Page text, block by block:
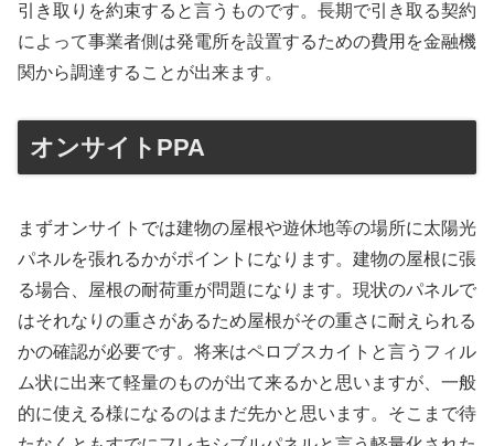
引き取りを約束すると言うものです。長期で引き取る契約
によって事業者側は発電所を設置するための費用を金融機
関から調達することが出来ます。
オンサイトPPA
まずオンサイトでは建物の屋根や遊休地等の場所に太陽光
パネルを張れるかがポイントになります。建物の屋根に張
る場合、屋根の耐荷重が問題になります。現状のパネルで
はそれなりの重さがあるため屋根がその重さに耐えられる
かの確認が必要です。将来はペロブスカイトと言うフィル
ム状に出来て軽量のものが出て来るかと思いますが、一般
的に使える様になるのはまだ先かと思います。そこまで待